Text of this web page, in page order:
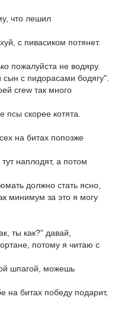
что лешил
с пивасиком потянет.
пожалуйста не водяру.
с пидорасами бодягу".
crew так много
псы скорее котята.
на битах попозже
наплодят, а потом
должно стать ясно,
минимум за это я могу
ты как?" давай,
потому я читаю с
шпагой, можешь
на битах победу подарит,